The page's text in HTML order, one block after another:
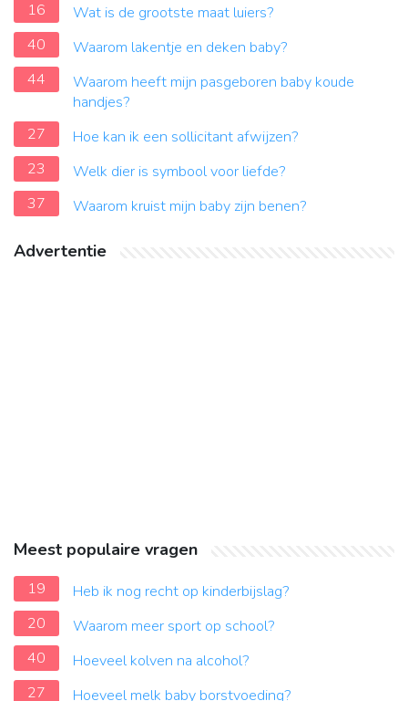
16
Wat is de grootste maat luiers?
40
Waarom lakentje en deken baby?
44
Waarom heeft mijn pasgeboren baby koude
handjes?
27
Hoe kan ik een sollicitant afwijzen?
23
Welk dier is symbool voor liefde?
37
Waarom kruist mijn baby zijn benen?
Advertentie
Meest populaire vragen
19
Heb ik nog recht op kinderbijslag?
20
Waarom meer sport op school?
40
Hoeveel kolven na alcohol?
27
Hoeveel melk baby borstvoeding?